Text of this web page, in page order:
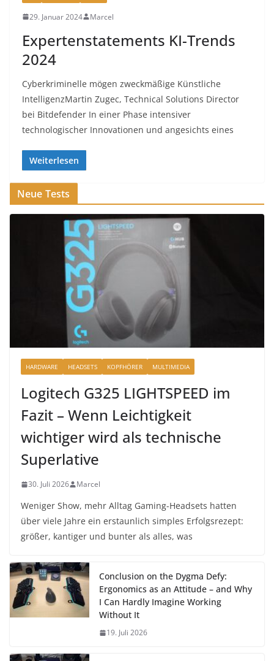
29. Januar 2024 Marcel
Expertenstatements KI-Trends
2024
Cyberkriminelle mögen zweckmäßige Künstliche
IntelligenzMartin Zugec, Technical Solutions Director
bei Bitdefender In einer Phase intensiver
technologischer Innovationen und angesichts eines
Weiterlesen
Neue Tests
HARDWARE HEADSETS KOPFHÖRER MULTIMEDIA
Logitech G325 LIGHTSPEED im
Fazit – Wenn Leichtigkeit
wichtiger wird als technische
Superlative
30. Juli 2026 Marcel
Weniger Show, mehr Alltag Gaming-Headsets hatten
über viele Jahre ein erstaunlich simples Erfolgsrezept:
größer, kantiger und bunter als alles, was
Conclusion on the Dygma Defy:
Ergonomics as an Attitude – and Why
I Can Hardly Imagine Working
Without It
19. Juli 2026